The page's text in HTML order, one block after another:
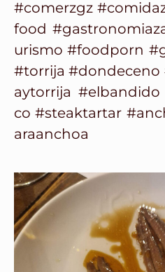
#comerzgz
food
urismo #foodporn
#torrija #dondeceno
aytorrija #elbandido
co #steaktartar
araanchoa